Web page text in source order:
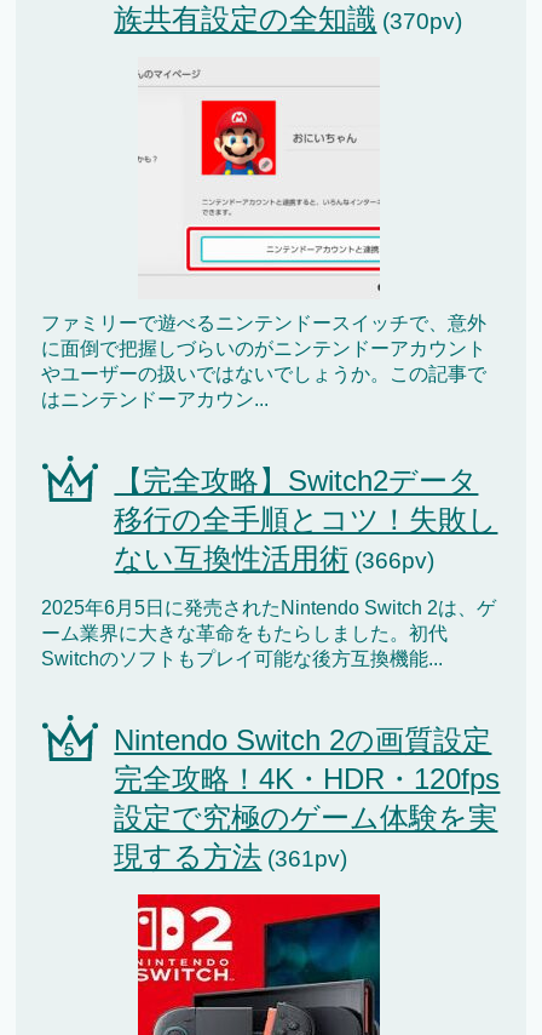
族共有設定の全知識 (370pv)
ファミリーで遊べるニンテンドースイッチで、意外
に面倒で把握しづらいのがニンテンドーアカウント
やユーザーの扱いではないでしょうか。この記事で
はニンテンドーアカウン...
【完全攻略】Switch2データ
移行の全手順とコツ！失敗し
ない互換性活用術 (366pv)
2025年6月5日に発売されたNintendo Switch 2は、ゲ
ーム業界に大きな革命をもたらしました。初代
Switchのソフトもプレイ可能な後方互換機能...
Nintendo Switch 2の画質設定
完全攻略！4K・HDR・120fps
設定で究極のゲーム体験を実
現する方法 (361pv)